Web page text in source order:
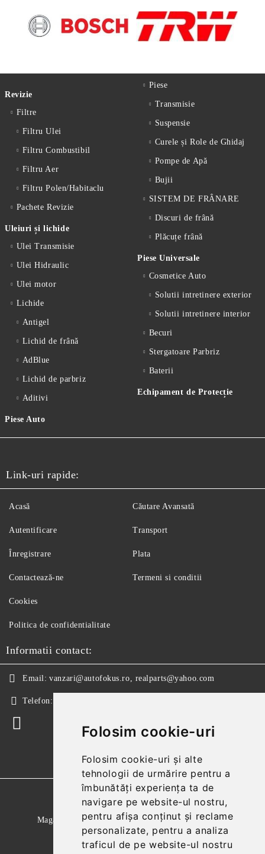
Folosim cookie-uri
Folosim cookie-uri și alte
tehnologii de urmărire pentru a
îmbunătăți experiența ta de
navigare pe website-ul nostru,
pentru afișa conținut și reclame
personalizate, pentru a analiza
traficul de pe website-ul nostru
Revizie
Filtre
Filtru Ulei
Filtru Combustibil
Filtru Aer
Filtru Polen/Habitaclu
Pachete Revizie
Uleiuri și lichide
Ulei Transmisie
Ulei Hidraulic
Ulei motor
Lichide
Antigel
Lichid de frânǎ
AdBlue
Lichid de parbriz
Aditivi
Piese Auto
Piese
Transmisie
Suspensie
Curele și Role de Ghidaj
Pompe de Apă
Bujii
SISTEM DE FRÂNARE
Discuri de frână
Plăcuțe frână
Piese Universale
Cosmetice Auto
Solutii intretinere exterior
Solutii intretinere interior
Becuri
Stergatoare Parbriz
Baterii
Echipament de Protecție
Link-uri rapide:
Acasă
Autentificare
Înregistrare
Contactează-ne
Căutare Avansată
Transport
Plata
Termeni si conditii
Cookies
Politica de confidentialitate
Informatii contact:
Email: vanzari@autofokus.ro, realparts@yahoo.com
Telefon:
Magazinul nostru respecta 100% prevederile GDPR.
Citeste politica de confidentialitate